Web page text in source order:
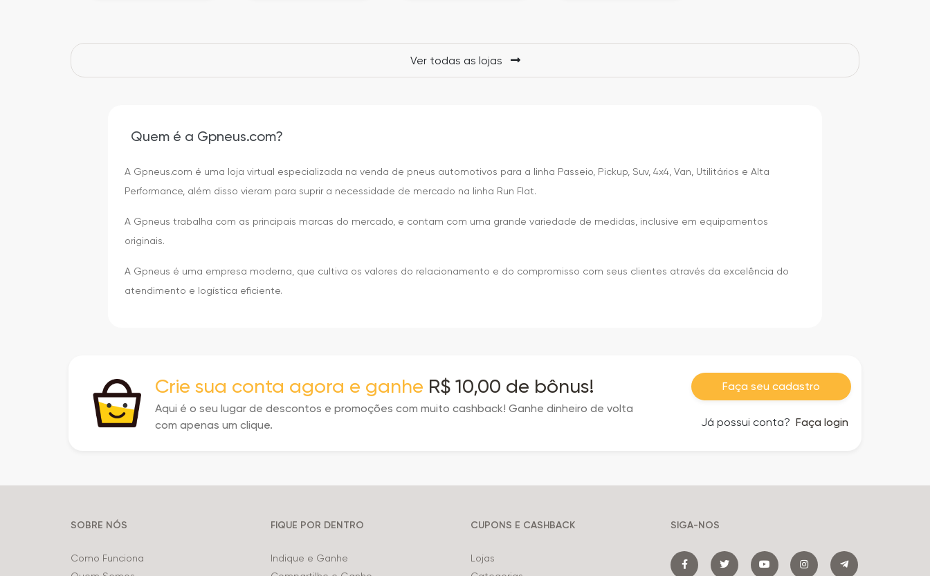
Ver todas as lojas
Quem é a Gpneus.com?
A Gpneus.com é uma loja virtual especializada na venda de pneus automotivos para a linha Passeio, Pickup, Suv, 4x4, Van, Utilitários e Alta
Performance, além disso vieram para suprir a necessidade de mercado na linha Run Flat.
A Gpneus trabalha com as principais marcas do mercado, e contam com uma grande variedade de medidas, inclusive em equipamentos
originais.
A Gpneus é uma empresa moderna, que cultiva os valores do relacionamento e do compromisso com seus clientes através da excelência do
atendimento e logística eficiente.
Crie sua conta agora e ganhe R$ 10,00 de bônus!
Aqui é o seu lugar de descontos e promoções com muito cashback! Ganhe dinheiro de volta
com apenas um clique.
Faça seu cadastro
Já possui conta? Faça login
SOBRE NÓS
Como Funciona
FIQUE POR DENTRO
Indique e Ganhe
CUPONS E CASHBACK
Lojas
SIGA-NOS